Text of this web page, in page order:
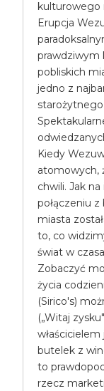
kulturowego
Erupcja
prawdziwym
pobliskich
jedno z
Kiedy
atomowych,
chwili. Jak
połączeniu z
miasta
to, co
świat w
Zobaczyć
życia
(Sirico's)
(„Witaj
butelek z
to
rzecz